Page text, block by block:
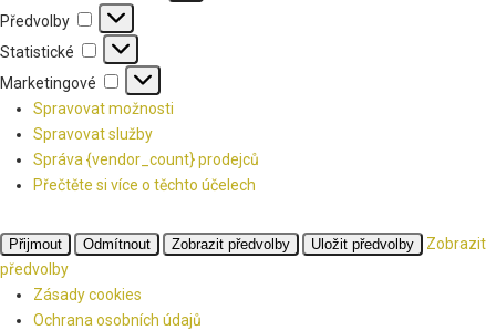
Předvolby
Předvolby
Statistické Statistické
Marketingové
Marketingové
Spravovat možnosti
Spravovat služby
Správa {vendor_count} prodejců
Přečtěte si více o těchto účelech
Přijmout Odmítnout Zobrazit předvolby Uložit předvolby
Zobrazit
předvolby
Zásady cookies
Ochrana osobních údajů